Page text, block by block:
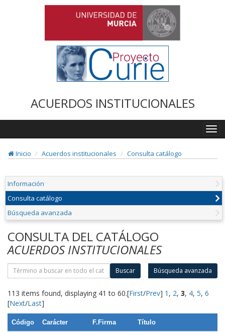
ACUERDOS INSTITUCIONALES
Inicio
Acuerdos institucionales Consulta catálogo
Información
Consulta catálogo
Búsqueda avanzada
CONSULTA DEL CATÁLOGO
ACUERDOS INSTITUCIONALES
Buscar Búsqueda avanzada
113 items found, displaying 41 to 60.[First/Prev] 1 , 2, 3, 4, 5, 6
[Next/Last]
Código Carácter F.Firma Título